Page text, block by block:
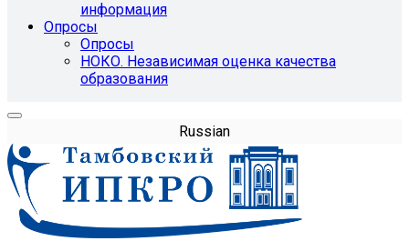
информация
Опросы
Опросы
НОКО. Независимая оценка качества
образования
Russian